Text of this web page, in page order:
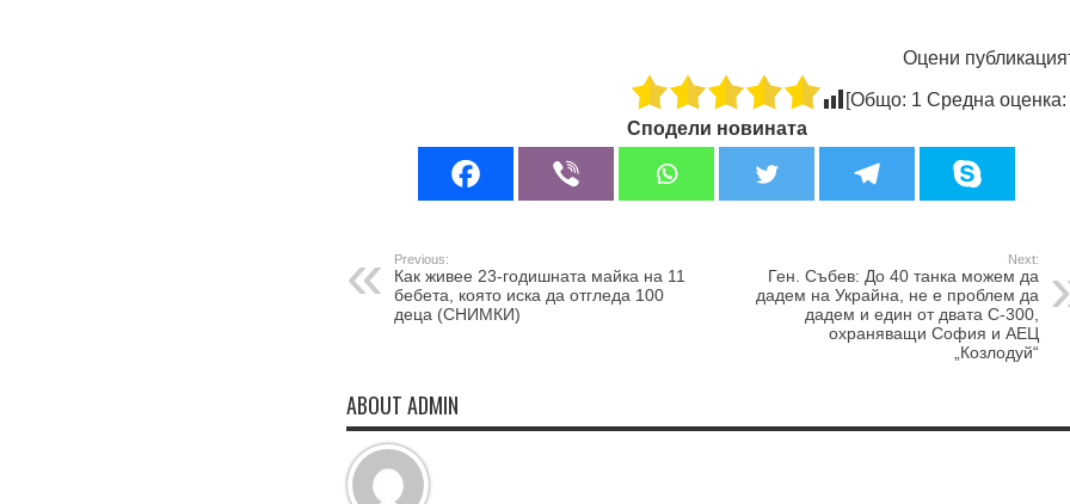
Оцени
[Общо: 1 Средна оценка:
Сподели новината
Previous:
Как живее 23-годишната майка на 11
бебета, която иска да отгледа 100
деца (СНИМКИ)
Next:
Ген. Събев: До 40 танка можем да
дадем на Украйна, не е проблем да
дадем и един от двата С-300,
охраняващи София и АЕЦ
„Козлодуй“
ABOUT ADMIN